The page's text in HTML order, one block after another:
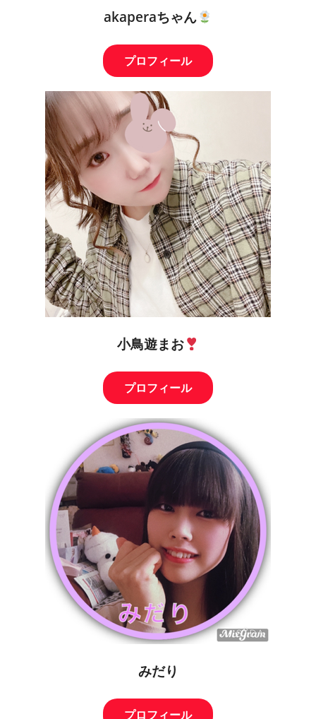
akaperaちゃん
プロフィール
小鳥遊まお
プロフィール
みだり
プロフィール